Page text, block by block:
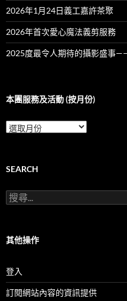
2026年1月24日義工嘉許茶聚
2026年首次愛心魔法義剪服務
2025度最令人期待的攝影盛事
本團服務及活動 (按月份)
本
團
及
動
(按
SEARCH
搜
尋
字:
其他操作
登入
訂閱網站內容的資訊提供